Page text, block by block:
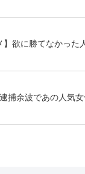
】欲に勝てなかっ
捕余波であの人気